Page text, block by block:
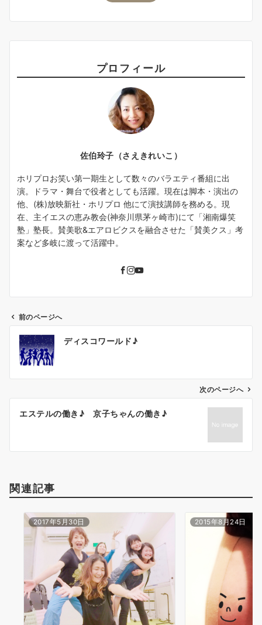
プロフィール
佐伯玲子（さえきれいこ）
ホリプロお笑い第一期生として数々のバラエティ番組に出
演。ドラマ・舞台で役者としても活躍。現在は脚本・演出の
他、(株)放映新社・ホリプロ 他にて演技講師を務める。現
在、主イエスの恵み教会(神奈川県茅ヶ崎市)にて「湘南爆笑
塾」塾長。賛美歌&エアロビクスを融合させた「賛美クス」考
案など多岐に渡って活躍中。
ビ
ン
前のページへ
ディスコワールド♪
次のページへ
エステルの働き♪ 京子ちゃんの働き♪
関連記事
2017年5月30日 2015年8月24日